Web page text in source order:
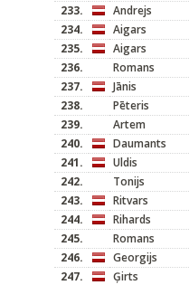
233.
Andrejs
234.
Aigars
235.
Aigars
236.
Romans
237.
Jānis
238.
Pēteris
239.
Artem
240.
Daumants
241.
Uldis
242.
Tonijs
243.
Ritvars
244.
Rihards
245.
Romans
246.
Georgijs
247.
Ģirts